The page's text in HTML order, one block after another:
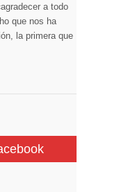
a todo
que nos ha
la primera que